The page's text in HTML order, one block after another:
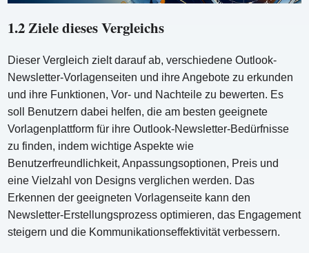
1.2 Ziele dieses Vergleichs
Dieser Vergleich zielt darauf ab, verschiedene Outlook-
Newsletter-Vorlagenseiten und ihre Angebote zu erkunden
und ihre Funktionen, Vor- und Nachteile zu bewerten. Es
soll Benutzern dabei helfen, die am besten geeignete
Vorlagenplattform für ihre Outlook-Newsletter-Bedürfnisse
zu finden, indem wichtige Aspekte wie
Benutzerfreundlichkeit, Anpassungsoptionen, Preis und
eine Vielzahl von Designs verglichen werden. Das
Erkennen der geeigneten Vorlagenseite kann den
Newsletter-Erstellungsprozess optimieren, das Engagement
steigern und die Kommunikationseffektivität verbessern.